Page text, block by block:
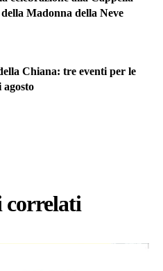
Madonna della Neve
Chiana: tre eventi per le
agosto